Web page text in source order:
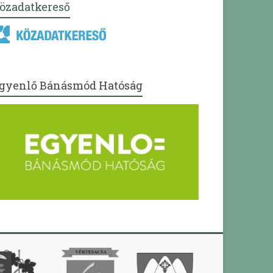
Bánásmód Hatóság